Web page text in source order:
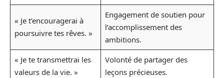
« Je t’encouragerai à
poursuivre tes rêves. »
Engagement de soutien pour
l’accomplissement des
ambitions.
« Je te transmettrai les
valeurs de la vie. »
Volonté de partager des
leçons précieuses.